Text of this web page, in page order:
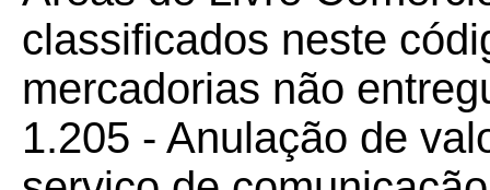
classificados neste
mercadorias não
1.205 - Anulação de